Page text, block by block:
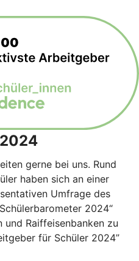
gerne bei uns. Rund
haben sich an einer
Umfrage des
2024“
Raiffeisenbanken zu
für Schüler 2024”